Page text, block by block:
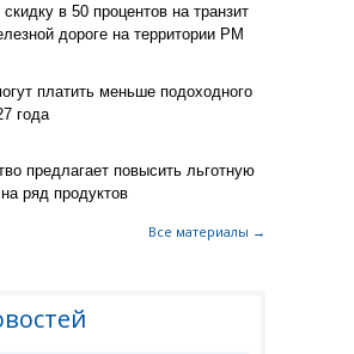
в 50 процентов на транзит
дороге на территории РМ
платить меньше подоходного
года
предлагает повысить льготную
ряд продуктов
Все материалы →